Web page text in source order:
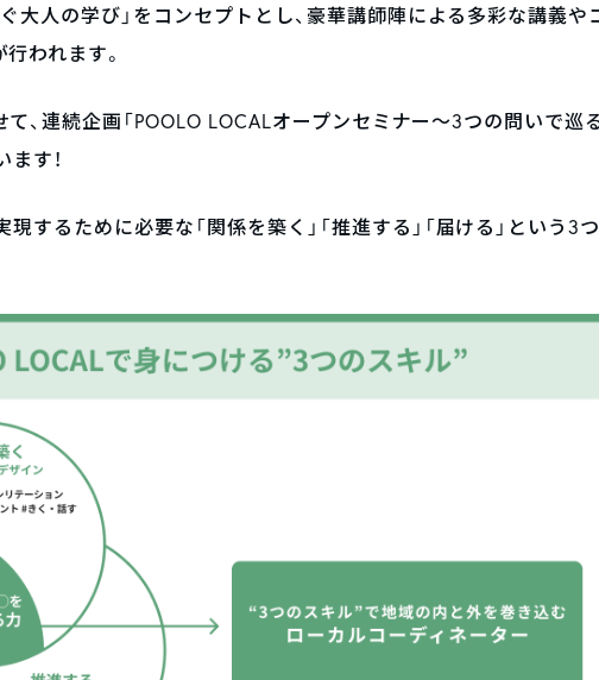
大人の学び」をコンセプトとし、豪華講師陣による多彩な講義や
われます。
、連続企画「POOLO LOCALオープンセミナー〜3つの問いで巡
す！
するために必要な「関係を築く」「推進する」「届ける」という3